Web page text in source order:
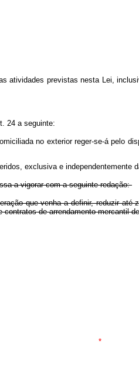
atividades previstas nesta Lei,
24 a seguinte:
no exterior reger-se-á pelo
exclusiva e
a vigorar com a seguinte redação:
que venha a definir, reduzir
de arrendamento mercantil
*